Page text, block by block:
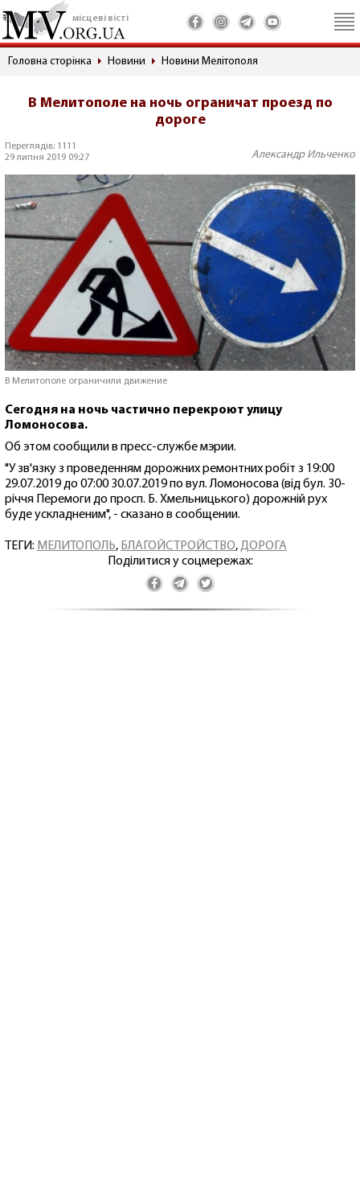
місцеві вісті
Головна сторінка Новини Новини Мелітополя
В Мелитополе на ночь ограничат проезд по
дороге
Переглядів: 1111
29 липня 2019 09:27
Александр Ильченко
В Мелитополе ограничили движение
Сегодня на ночь частично перекроют улицу
Ломоносова.
Об этом сообщили в пресс-службе мэрии.
"У зв'язку з проведенням дорожних ремонтних робіт з 19:00
29.07.2019 до 07:00 30.07.2019 по вул. Ломоносова (від бул. 30-
річчя Перемоги до просп. Б. Хмельницького) дорожній рух
буде ускладненим", - сказано в сообщении.
ТЕГИ: МЕЛИТОПОЛЬ, БЛАГОЙСТРОЙСТВО,ДОРОГА
Поділитися у соцмережах: